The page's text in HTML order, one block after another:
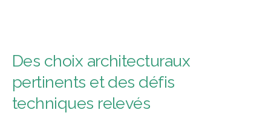
Des choix architecturaux
pertinents et des défis
techniques relevés